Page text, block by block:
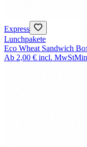
Express
Lunchpakete
Eco Wheat Sandwich
Ab 2,00 € incl. MwSt